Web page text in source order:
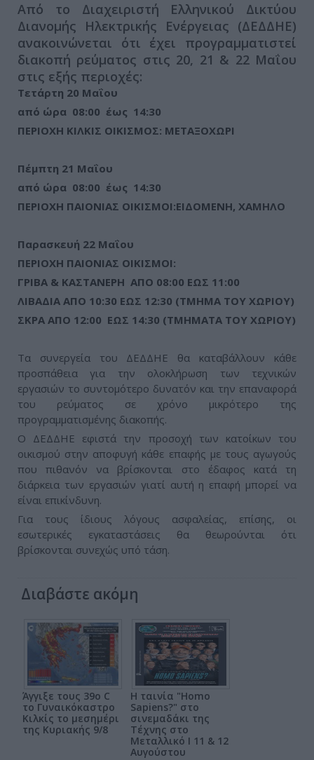
Από το Διαχειριστή Ελληνικού Δικτύου
Διανομής Ηλεκτρικής Ενέργειας (ΔΕΔΔΗΕ)
ανακοινώνεται ότι έχει προγραμματιστεί
διακοπή ρεύματος στις 20, 21 & 22 Μαΐου
στις εξής περιοχές:
Τετάρτη 20 Μαΐου
από ώρα 08:00 έως 14:30
ΠΕΡΙΟΧΗ ΚΙΛΚΙΣ ΟΙΚΙΣΜΟΣ: ΜΕΤΑΞΟΧΩΡΙ
Πέμπτη 21 Μαΐου
από ώρα 08:00 έως 14:30
ΠΕΡΙΟΧΗ ΠΑΙΟΝΙΑΣ ΟΙΚΙΣΜΟΙ:ΕΙΔΟΜΕΝΗ, ΧΑΜΗΛΟ
Παρασκευή 22 Μαΐου
ΠΕΡΙΟΧΗ ΠΑΙΟΝΙΑΣ ΟΙΚΙΣΜΟΙ:
ΓΡΙΒΑ & ΚΑΣΤΑΝΕΡΗ ΑΠΟ 08:00 ΕΩΣ 11:00
ΛΙΒΑΔΙΑ ΑΠΟ 10:30 ΕΩΣ 12:30 (ΤΜΗΜΑ ΤΟΥ ΧΩΡΙΟΥ)
ΣΚΡΑ ΑΠΟ 12:00 ΕΩΣ 14:30 (ΤΜΗΜΑΤΑ ΤΟΥ ΧΩΡΙΟΥ)
Τα συνεργεία του ΔΕΔΔΗΕ θα καταβάλλουν κάθε
προσπάθεια για την ολοκλήρωση των τεχνικών
εργασιών το συντομότερο δυνατόν και την επαναφορά
του ρεύματος σε χρόνο μικρότερο της
προγραμματισμένης διακοπής.
Ο ΔΕΔΔΗΕ εφιστά την προσοχή των κατοίκων του
οικισμού στην αποφυγή κάθε επαφής με τους αγωγούς
που πιθανόν να βρίσκονται στο έδαφος κατά τη
διάρκεια των εργασιών γιατί αυτή η επαφή μπορεί να
είναι επικίνδυνη.
Για τους ίδιους λόγους ασφαλείας, επίσης, οι
εσωτερικές εγκαταστάσεις θα θεωρούνται ότι
βρίσκονται συνεχώς υπό τάση.
Διαβάστε ακόμη
Άγγιξε τους 39ο C
το Γυναικόκαστρο
Κιλκίς το μεσημέρι
της Κυριακής 9/8
Η ταινία "Homo
Sapiens?" στο
σινεμαδάκι της
Τέχνης στο
Μεταλλικό Ι 11 & 12
Αυγούστου